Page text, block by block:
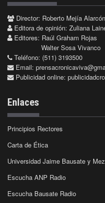
Director: Roberto Mejía Alarcón
Editora de opinión: Zuliana
Editores: Raúl Graham Rojas
Walter Sosa Vivanco
Teléfono: (511) 3193500
Email:
Publicidad online:
Enlaces
Principios Rectores
Carta de Ética
Universidad Jaime Bausate y
Escucha ANP Radio
Escucha Bausate Radio